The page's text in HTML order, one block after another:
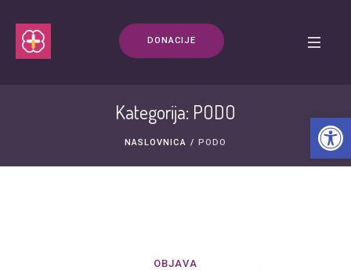
DONACIJE
Kategorija: PODO
NASLOVNICA / PODO
OBJAVA